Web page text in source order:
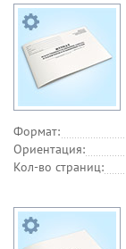
Формат:
Ориентация:
Кол-во страниц: